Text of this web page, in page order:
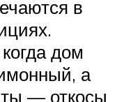
в
дом
а
— откосы